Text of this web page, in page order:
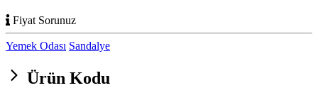
Fiyat Sorunuz
Yemek Odası Sandalye
Ürün Kodu